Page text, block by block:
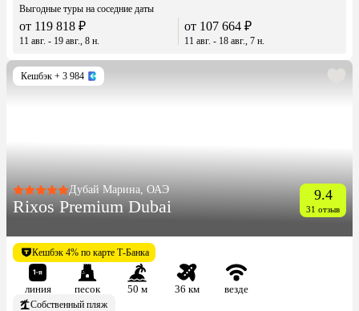
Выгодные туры на соседние даты
от 119 818 ₽
11 авг. - 19 авг., 8 н.
от 107 664 ₽
11 авг. - 18 авг., 7 н.
Кешбэк + 3 984
Дубай Марина, ОАЭ
Rixos Premium Dubai
9.4
31 отзыв
Кешбэк 4% по карте Т-Банка
линия песок 50 м 36 км
везде
Собственный пляж